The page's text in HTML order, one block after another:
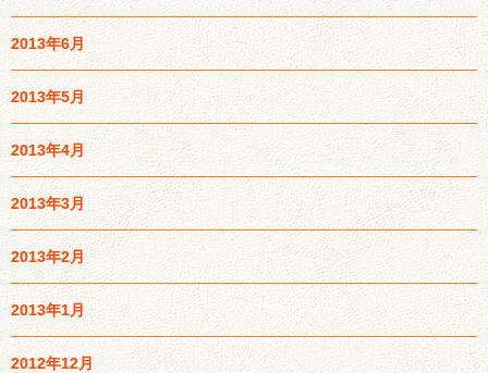
2013年6月
2013年5月
2013年4月
2013年3月
2013年2月
2013年1月
2012年12月